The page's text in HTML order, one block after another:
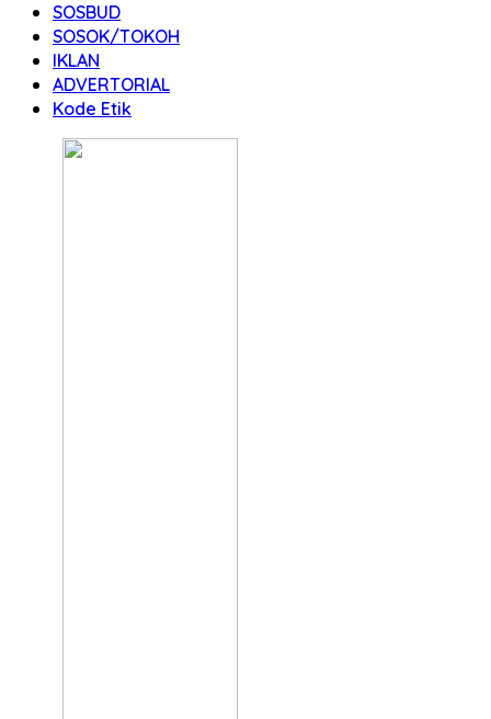
SOSBUD
SOSOK/TOKOH
IKLAN
ADVERTORIAL
Kode Etik